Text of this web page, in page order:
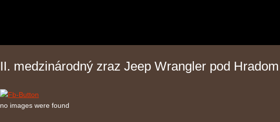
II. medzinárodný zraz Jeep Wrangler pod
no images were found